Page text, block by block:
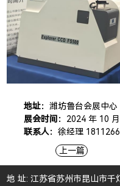
地址：潍坊鲁台会展中心
展会时间： 2024 年 10
联系人：徐经理
上一篇
地 址: 江苏省苏州市昆山市千